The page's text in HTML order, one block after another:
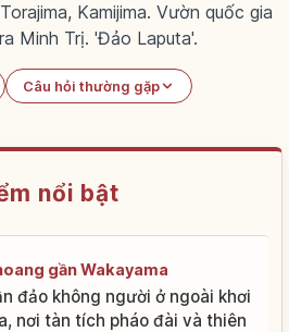
Kamijima. Vườn quốc gia
Minh Trị. 'Đảo Laputa'.
Câu hỏi thường gặp
nổi bật
gần Wakayama
đảo không người ở ngoài khơi
nơi tàn tích pháo đài và thiên